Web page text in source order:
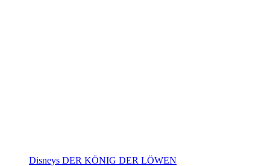
Disneys DER KÖNIG DER LÖWEN